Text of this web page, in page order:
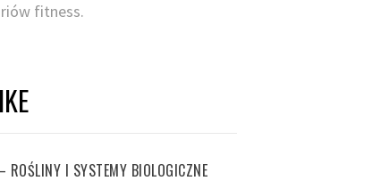
fitness.
I SYSTEMY BIOLOGICZNE